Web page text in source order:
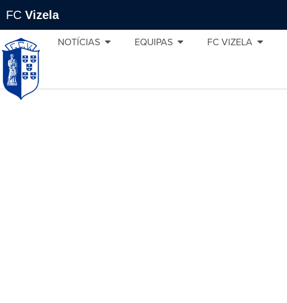
FC Vizela
NOTÍCIAS EQUIPAS FC VIZELA